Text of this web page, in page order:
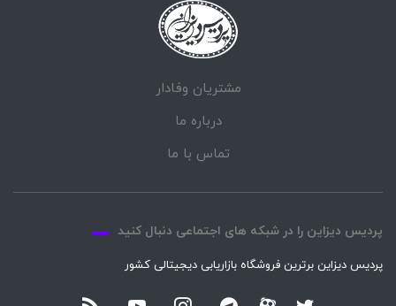
مشتریان وفادار
درباره ما
تماس با ما
پردیس دیزاین را در شبکه های اجتماعی دنبال کنید
پردیس دیزاین برترین فروشگاه بازاریابی دیجیتالی کشور